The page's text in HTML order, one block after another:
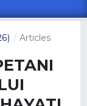
/ Articles